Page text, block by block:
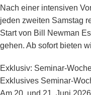
Nach einer intensiven
jeden zweiten Samstag
Start von Bill Newman
gehen. Ab sofort bieten
Exklusiv: Seminar-
Exklusives Seminar-
Am 20. und 21. Juni